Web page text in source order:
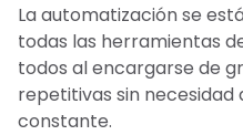
La automatización se
todas las herramientas
todos al encargarse de
repetitivas sin
constante.